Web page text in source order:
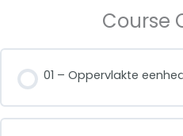
Course
01 – Oppervlakte